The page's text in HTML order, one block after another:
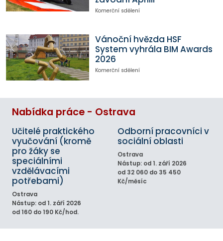
Komerční sdělení
Vánoční hvězda HSF
System vyhrála BIM Awards
2026
Komerční sdělení
Nabídka práce - Ostrava
Učitelé praktického
vyučování (kromě
pro žáky se
speciálními
vzdělávacími
potřebami)
Ostrava
Nástup: od 1. září 2026
od 160 do 190 Kč/hod.
Odborní pracovníci v
sociální oblasti
Ostrava
Nástup: od 1. září 2026
od 32 060 do 35 450
Kč/měsíc